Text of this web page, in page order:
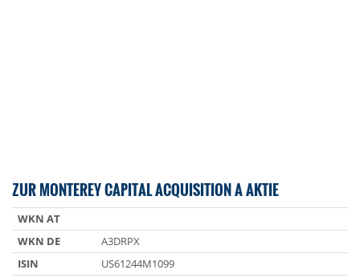
ZUR MONTEREY CAPITAL ACQUISITION A AKTIE
WKN AT
WKN DE
A3DRPX
ISIN
US61244M1099